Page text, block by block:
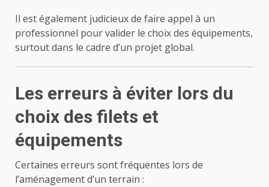
Il est également judicieux de faire appel à un
professionnel pour valider le choix des équipements,
surtout dans le cadre d’un projet global.
Les erreurs à éviter lors du
choix des filets et
équipements
Certaines erreurs sont fréquentes lors de
l’aménagement d’un terrain :